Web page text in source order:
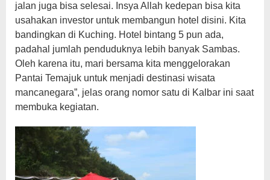
jalan juga bisa selesai. Insya Allah kedepan bisa kita
usahakan investor untuk membangun hotel disini. Kita
bandingkan di Kuching. Hotel bintang 5 pun ada,
padahal jumlah penduduknya lebih banyak Sambas.
Oleh karena itu, mari bersama kita menggelorakan
Pantai Temajuk untuk menjadi destinasi wisata
mancanegara”, jelas orang nomor satu di Kalbar ini saat
membuka kegiatan.